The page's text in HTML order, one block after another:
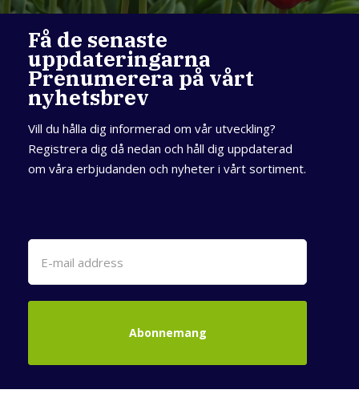
Få de senaste
uppdateringarna
Prenumerera på vårt
nyhetsbrev
Vill du hålla dig informerad om vår utveckling?
Registrera dig då nedan och håll dig uppdaterad
om våra erbjudanden och nyheter i vårt sortiment.
Abonnemang